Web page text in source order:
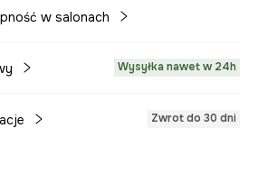
w salonach
Wysyłka nawet w 24h
Zwrot do 30 dni